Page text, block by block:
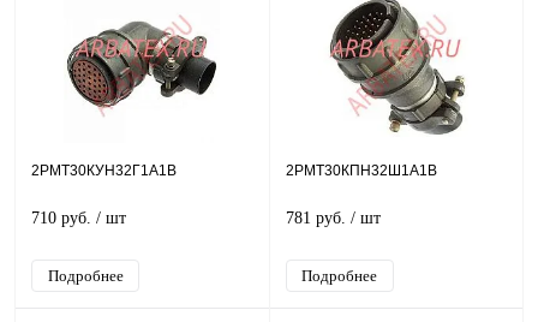
2РМТ30КУН32Г1А1В
710 руб. / шт
Подробнее
2РМТ30КПН32Ш1А1В
781 руб. / шт
Подробнее